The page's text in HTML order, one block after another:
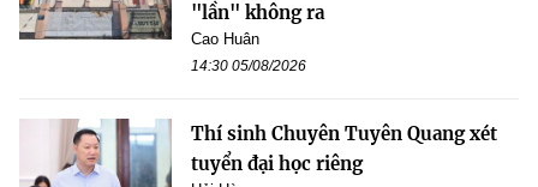
"lần" không ra
Cao Huân
14:30 05/08/2026
Thí sinh Chuyên Tuyên Quang xét
tuyển đại học riêng